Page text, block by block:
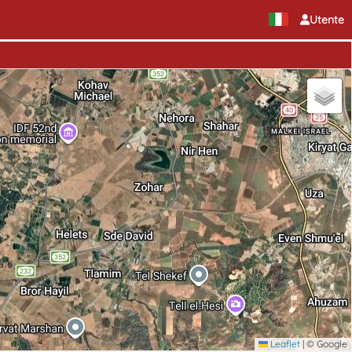
Utente
Leaflet | © Google